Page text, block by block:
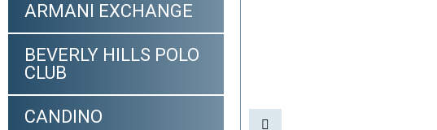
ARMANI EXCHANGE
BEVERLY HILLS POLO
CLUB
CANDINO